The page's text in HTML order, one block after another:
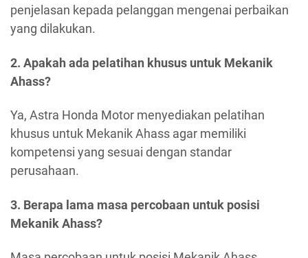
penjelasan kepada pelanggan mengenai perbaikan
yang dilakukan.
2. Apakah ada pelatihan khusus untuk Mekanik
Ahass?
Ya, Astra Honda Motor menyediakan pelatihan
khusus untuk Mekanik Ahass agar memiliki
kompetensi yang sesuai dengan standar
perusahaan.
3. Berapa lama masa percobaan untuk posisi
Mekanik Ahass?